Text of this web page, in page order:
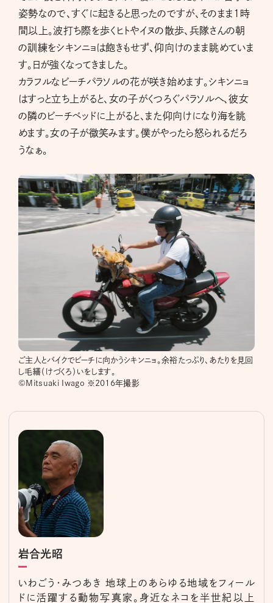
姿勢なので、すぐに起きると思ったのですが、そのまま1時
間以上。波打ち際を歩くヒトやイヌの散歩、兵隊さんの朝
の訓練をシキンニョは飽きもせず、仰向けのまま眺めていま
す。日が強くなってきました。
カラフルなビーチパラソルの花が咲き始めます。シキンニョ
はすっと立ち上がると、女の子がくつろぐパラソルへ、彼女
の隣のビーチベッドに上がると、また仰向けになり海を眺
めます。女の子が微笑みます。僕がやったら怒られるだろ
うなぁ。
ご主人とバイクでビーチに向かうシキンニョ。余裕たっぷり、あたりを見回
し毛繕（けづくろ）いをします。
©Mitsuaki Iwago ※2016年撮影
岩合光昭
いわごう・みつあき 地球上のあらゆる地域をフィール
ドに活躍する動物写真家。身近なネコを半世紀以上